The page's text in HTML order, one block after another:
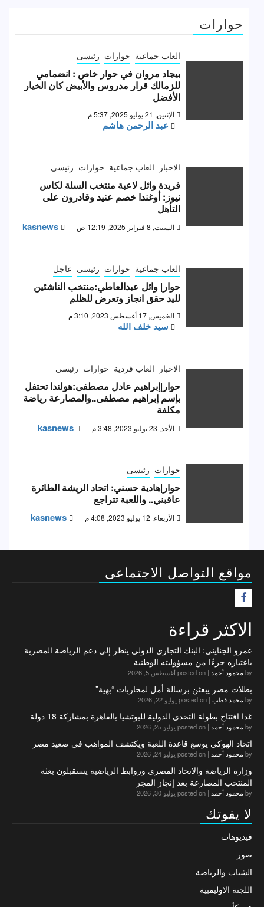
حوارات
العاب جماعية حوارات رئيسى
بيجاد مروان في حوار خاص : انضمامي
للزمالك قرار مدروس والأبيض كان الخيار
الأفضل
الإثنين, 21 يوليو 2025, 5:37 م
عبد الرحمن هاشم
الاخبار العاب جماعية حوارات رئيسى
فريدة وائل لاعبة منتخب السلة لكاس
نيوز: أوغندا خصم عنيد وقادرون على
التأهل
السبت, 8 فبراير 2025, 12:19 ص kasnews
العاب جماعية حوارات رئيسى عاجل
حوار| وائل عبدالعاطي:منتخب الناشئين
لليد حقق انجاز وتعرض للظلم
الخميس, 17 أغسطس 2023, 3:10 م
سيد خلف الله
الاخبار العاب فردية حوارات رئيسى
حوار|إبراهيم عادل مصطفى:هولندا تحتفل
بإسم إبراهيم مصطفى..والمصارعة رياضة
مكلفة
الأحد, 23 يوليو 2023, 3:48 م kasnews
حوارات رئيسى
حوار|هادية حسني: اتحاد الريشة الطائرة
عاقبني.. واللعبة تتراجع
الأربعاء, 12 يوليو 2023, 4:08 م kasnews
مواقع التواصل الاجتماعى
الاكثر قراءة
عمرو الجنايني: البنك التجاري الدولي ينظر إلى دعم الرياضة المصرية
باعتباره جزءًا من مسؤوليته الوطنية
by محمود أحمد | posted on أغسطس 5, 2026
بطلات مصر يبعثن برسالة أمل لمحاربات “بهية”
by محمد قطب | posted on يوليو 22, 2026
غدا افتتاح بطولة التحدي الدولية للبوتشيا بالقاهرة بمشاركة 18 دولة
by محمود أحمد | posted on يوليو 25, 2026
اتحاد الهوكي يوسع قاعدة اللعبة ويكتشف المواهب في صعيد مصر
by محمود أحمد | posted on يوليو 24, 2026
وزارة الرياضة والاتحاد المصري وروابط الرياضية يستقبلون بعثة
المنتخب المصارعة بعد إنجاز المجر
by محمود أحمد | posted on يوليو 30, 2026
لا يفوتك
فيديوهات
صور
الشباب والرياضة
اللجنة الاوليمبية